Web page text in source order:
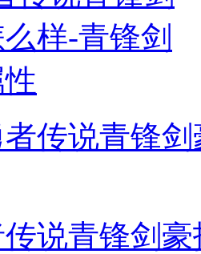
者传说青锋
说青锋剑